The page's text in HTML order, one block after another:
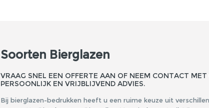
Soorten Bierglazen
VRAAG SNEL EEN OFFERTE AAN OF NEEM CONTACT
PERSOONLIJK EN VRIJBLIJVEND ADVIES.
Bij bierglazen-bedrukken heeft u een ruime keuze uit